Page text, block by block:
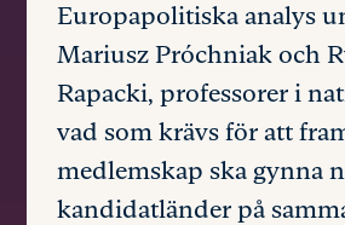
Europapolitiska analys
Mariusz Próchniak och
Rapacki, professorer i
vad som krävs för att
medlemskap ska gynna
kandidatländer på